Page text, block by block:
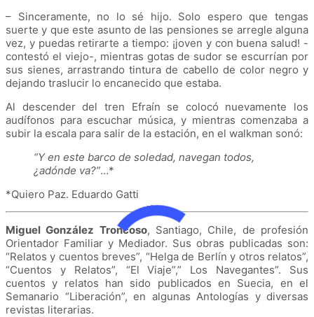
– Sinceramente, no lo sé hijo. Solo espero que tengas
suerte y que este asunto de las pensiones se arregle alguna
vez, y puedas retirarte a tiempo: ¡joven y con buena salud! -
contestó el viejo-, mientras gotas de sudor se escurrían por
sus sienes, arrastrando tintura de cabello de color negro y
dejando traslucir lo encanecido que estaba.
Al descender del tren Efraín se colocó nuevamente los
audífonos para escuchar música, y mientras comenzaba a
subir la escala para salir de la estación, en el walkman sonó:
“Y en este barco de soledad, navegan todos,
¿adónde va?”…*
*Quiero Paz. Eduardo Gatti
Miguel González Troncoso, Santiago, Chile, de profesión
Orientador Familiar y Mediador. Sus obras publicadas son:
“Relatos y cuentos breves”, “Helga de Berlín y otros relatos”,
“Cuentos y Relatos”, “El Viaje”,” Los Navegantes”. Sus
cuentos y relatos han sido publicados en Suecia, en el
Semanario “Liberación”, en algunas Antologías y diversas
revistas literarias.